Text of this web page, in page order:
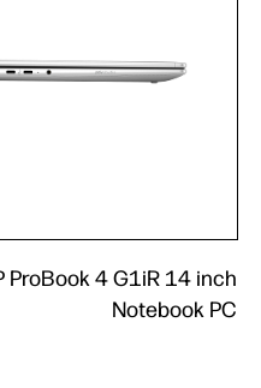
ProBook 4 G1iR 14 inch
Notebook PC